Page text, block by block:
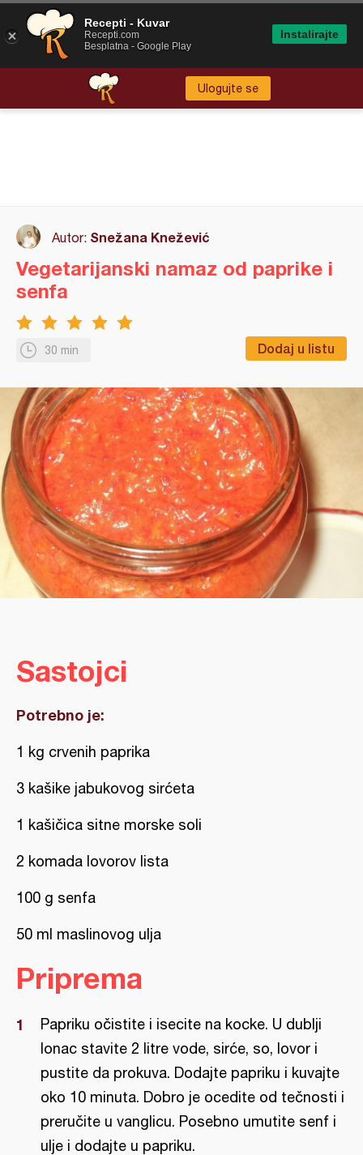
Ulogujte se
Autor: Snežana Knežević
30 min Dodaj u listu
Vegetarijanski namaz od paprike i
senfa
Sastojci
Potrebno je:
1 kg crvenih paprika
3 kašike jabukovog sirćeta
1 kašičica sitne morske soli
2 komada lovorov lista
100 g senfa
50 ml maslinovog ulja
Priprema
Papriku očistite i isecite na kocke. U dublji
lonac stavite 2 litre vode, sirće, so, lovor i
pustite da prokuva. Dodajte papriku i kuvajte
oko 10 minuta. Dobro je ocedite od tečnosti i
preručite u vanglicu. Posebno umutite senf i
ulje i dodajte u papriku.
Recepti - Kuvar
Recepti.com
Besplatna - Google Play
Instalirajte